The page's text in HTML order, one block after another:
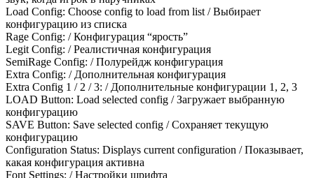
Load Config: Choose config to load from list / Выбирает
конфигурацию из списка
Rage Config: / Конфигурация “ярость”
Legit Config: / Реалистичная конфигурация
SemiRage Config: / Полурейдж конфигурация
Extra Config: / Дополнительная конфигурация
Extra Config 1 / 2 / 3: / Дополнительные конфигурации 1, 2, 3
LOAD Button: Load selected config / Загружает выбранную
конфигурацию
SAVE Button: Save selected config / Сохраняет текущую
конфигурацию
Configuration Status: Displays current configuration / Показывает,
какая конфигурация активна
Font Settings: / Настройки шрифта